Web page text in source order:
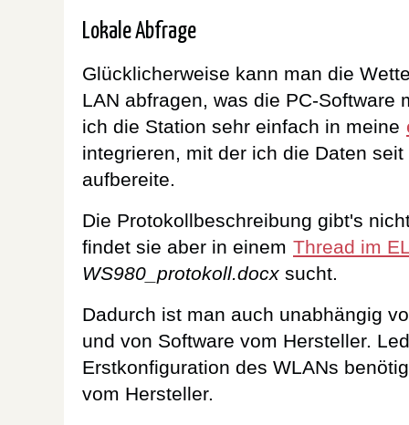
Lokale Abfrage
Glücklicherweise kann man die
LAN abfragen, was die PC-Software
ich die Station sehr einfach in meine
integrieren, mit der ich die Daten
aufbereite.
Die Protokollbeschreibung gibt's
findet sie aber in einem Thread im
WS980_protokoll.docx sucht.
Dadurch ist man auch unabhängig
und von Software vom Hersteller.
Erstkonfiguration des WLANs
vom Hersteller.